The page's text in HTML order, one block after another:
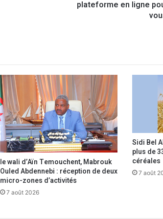
i
t
d
e
s
v
é
i
c
plateforme en ligne
le wali d’Aïn Temouchent, Mabrouk
Ouled Abdennebi : réception de deux
micro-zones d’activités
7 août 2026
Sidi Bel
plus de
céréales
7 août